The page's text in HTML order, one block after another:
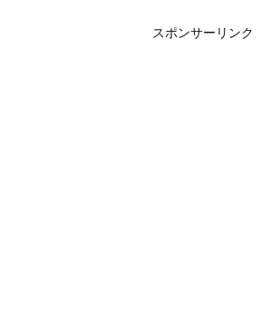
スポンサーリンク